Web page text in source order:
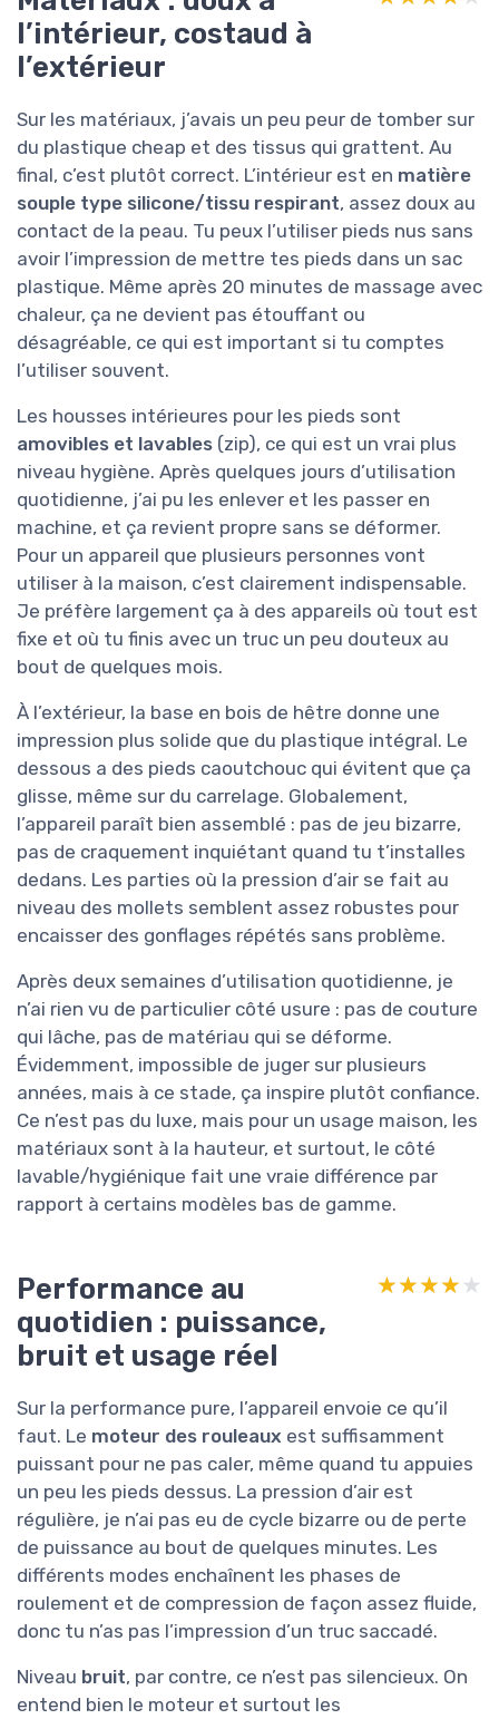
l’intérieur, costaud à
l’extérieur
Sur les matériaux, j’avais un peu peur de tomber sur
du plastique cheap et des tissus qui grattent. Au
final, c’est plutôt correct. L’intérieur est en matière
souple type silicone/tissu respirant, assez doux au
contact de la peau. Tu peux l’utiliser pieds nus sans
avoir l’impression de mettre tes pieds dans un sac
plastique. Même après 20 minutes de massage avec
chaleur, ça ne devient pas étouffant ou
désagréable, ce qui est important si tu comptes
l’utiliser souvent.
Les housses intérieures pour les pieds sont
amovibles et lavables (zip), ce qui est un vrai plus
niveau hygiène. Après quelques jours d’utilisation
quotidienne, j’ai pu les enlever et les passer en
machine, et ça revient propre sans se déformer.
Pour un appareil que plusieurs personnes vont
utiliser à la maison, c’est clairement indispensable.
Je préfère largement ça à des appareils où tout est
fixe et où tu finis avec un truc un peu douteux au
bout de quelques mois.
À l’extérieur, la base en bois de hêtre donne une
impression plus solide que du plastique intégral. Le
dessous a des pieds caoutchouc qui évitent que ça
glisse, même sur du carrelage. Globalement,
l’appareil paraît bien assemblé : pas de jeu bizarre,
pas de craquement inquiétant quand tu t’installes
dedans. Les parties où la pression d’air se fait au
niveau des mollets semblent assez robustes pour
encaisser des gonflages répétés sans problème.
Après deux semaines d’utilisation quotidienne, je
n’ai rien vu de particulier côté usure : pas de couture
qui lâche, pas de matériau qui se déforme.
Évidemment, impossible de juger sur plusieurs
années, mais à ce stade, ça inspire plutôt confiance.
Ce n’est pas du luxe, mais pour un usage maison, les
matériaux sont à la hauteur, et surtout, le côté
lavable/hygiénique fait une vraie différence par
rapport à certains modèles bas de gamme.
Performance au
quotidien : puissance,
bruit et usage réel
★★★★★
★★★★★
Sur la performance pure, l’appareil envoie ce qu’il
faut. Le moteur des rouleaux est suffisamment
puissant pour ne pas caler, même quand tu appuies
un peu les pieds dessus. La pression d’air est
régulière, je n’ai pas eu de cycle bizarre ou de perte
de puissance au bout de quelques minutes. Les
différents modes enchaînent les phases de
roulement et de compression de façon assez fluide,
donc tu n’as pas l’impression d’un truc saccadé.
Niveau bruit, par contre, ce n’est pas silencieux. On
entend bien le moteur et surtout les